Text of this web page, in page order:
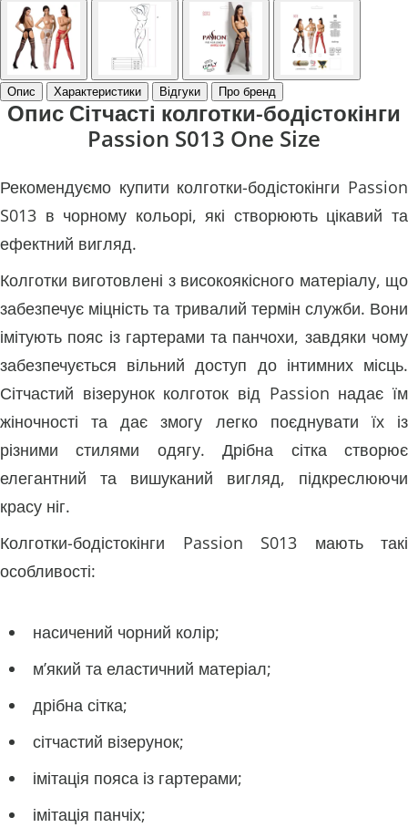
Опис Характеристики Відгуки Про бренд
Опис Сітчасті колготки-бодістокінги
Passion S013 One Size
Рекомендуємо купити колготки-бодістокінги Passion
S013 в чорному кольорі, які створюють цікавий та
ефектний вигляд.
Колготки виготовлені з високоякісного матеріалу, що
забезпечує міцність та тривалий термін служби. Вони
імітують пояс із гартерами та панчохи, завдяки чому
забезпечується вільний доступ до інтимних місць.
Сітчастий візерунок колготок від Passion надає їм
жіночності та дає змогу легко поєднувати їх із
різними стилями одягу. Дрібна сітка створює
елегантний та вишуканий вигляд, підкреслюючи
красу ніг.
Колготки-бодістокінги Passion S013 мають такі
особливості:
насичений чорний колір;
м’який та еластичний матеріал;
дрібна сітка;
сітчастий візерунок;
імітація пояса із гартерами;
імітація панчіх;